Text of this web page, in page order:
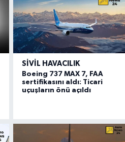
SIVIL HAVACILIK
Boeing 737 MAX 7, FAA
sertifikasını aldı: Ticari
uçuşların önü açıldı